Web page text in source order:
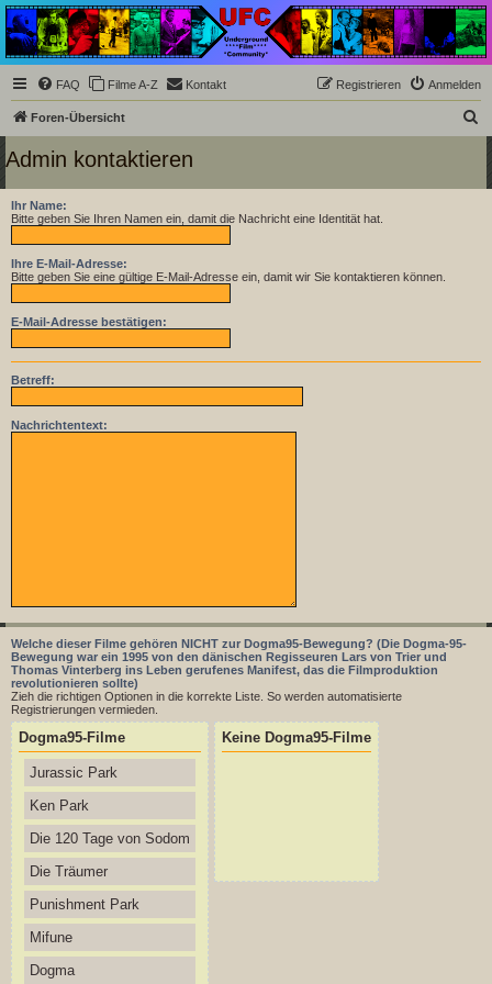
Underground Film
Community
Die Underground Film Community ist ein deutschsprachiges Filmforum und ein Paradies
für Cineasten und Filmsüchtige jenseits des Mainstreams.
FAQ Filme A-Z Kontakt Anmelden
Registrieren
Foren-Übersicht
Admin kontaktieren
Ihr Name:
Bitte geben Sie Ihren Namen ein, damit die Nachricht eine Identität hat.
Ihre E-Mail-Adresse:
Bitte geben Sie eine gültige E-Mail-Adresse ein, damit wir Sie kontaktieren können.
E-Mail-Adresse bestätigen:
Betreff:
Nachrichtentext:
Welche dieser Filme gehören NICHT zur Dogma95-Bewegung? (Die Dogma-95-
Bewegung war ein 1995 von den dänischen Regisseuren Lars von Trier und
Thomas Vinterberg ins Leben gerufenes Manifest, das die Filmproduktion
revolutionieren sollte)
Zieh die richtigen Optionen in die korrekte Liste. So werden automatisierte
Registrierungen vermieden.
Dogma95-Filme
Jurassic Park
Ken Park
Die 120 Tage von Sodom
Die Träumer
Punishment Park
Mifune
Dogma
Keine Dogma95-Filme